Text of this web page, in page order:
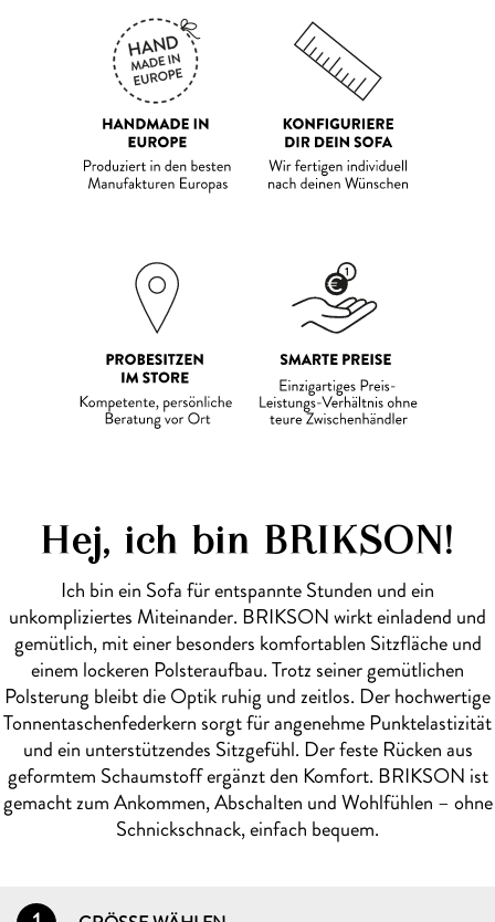
Hej, ich bin BRIKSON!
Ich bin ein Sofa für entspannte Stunden und ein
unkompliziertes Miteinander. BRIKSON wirkt einladend und
gemütlich, mit einer besonders komfortablen Sitzfläche und
einem lockeren Polsteraufbau. Trotz seiner gemütlichen
Polsterung bleibt die Optik ruhig und zeitlos. Der hochwertige
Tonnentaschenfederkern sorgt für angenehme Punktelastizität
und ein unterstützendes Sitzgefühl. Der feste Rücken aus
geformtem Schaumstoff ergänzt den Komfort. BRIKSON ist
gemacht zum Ankommen, Abschalten und Wohlfühlen – ohne
Schnickschnack, einfach bequem.